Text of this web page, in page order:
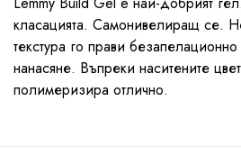
класацията. Самонивелиращ се.
текстура го прави
нанасяне. Въпреки наситените
полимеризира отлично.